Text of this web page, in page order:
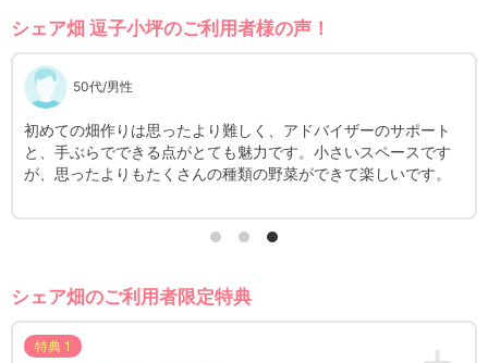
シェア畑 逗子小坪のご利用者様の声！
30代/女性
子どもが生まれ、体に入れる物は良い物をという意識が芽生え
たのがきっかけです。食育、生き物を責任を持って育てる責任
感、子供とのコミュニケーションなどの面で、とても充実の時
以前
が大
めて
シェア畑のご利用者限定特典
特典 1